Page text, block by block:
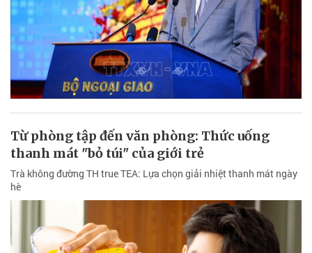
Từ phòng tập đến văn phòng: Thức uống
thanh mát "bỏ túi" của giới trẻ
Trà không đường TH true TEA: Lựa chọn giải nhiệt thanh mát ngày
hè